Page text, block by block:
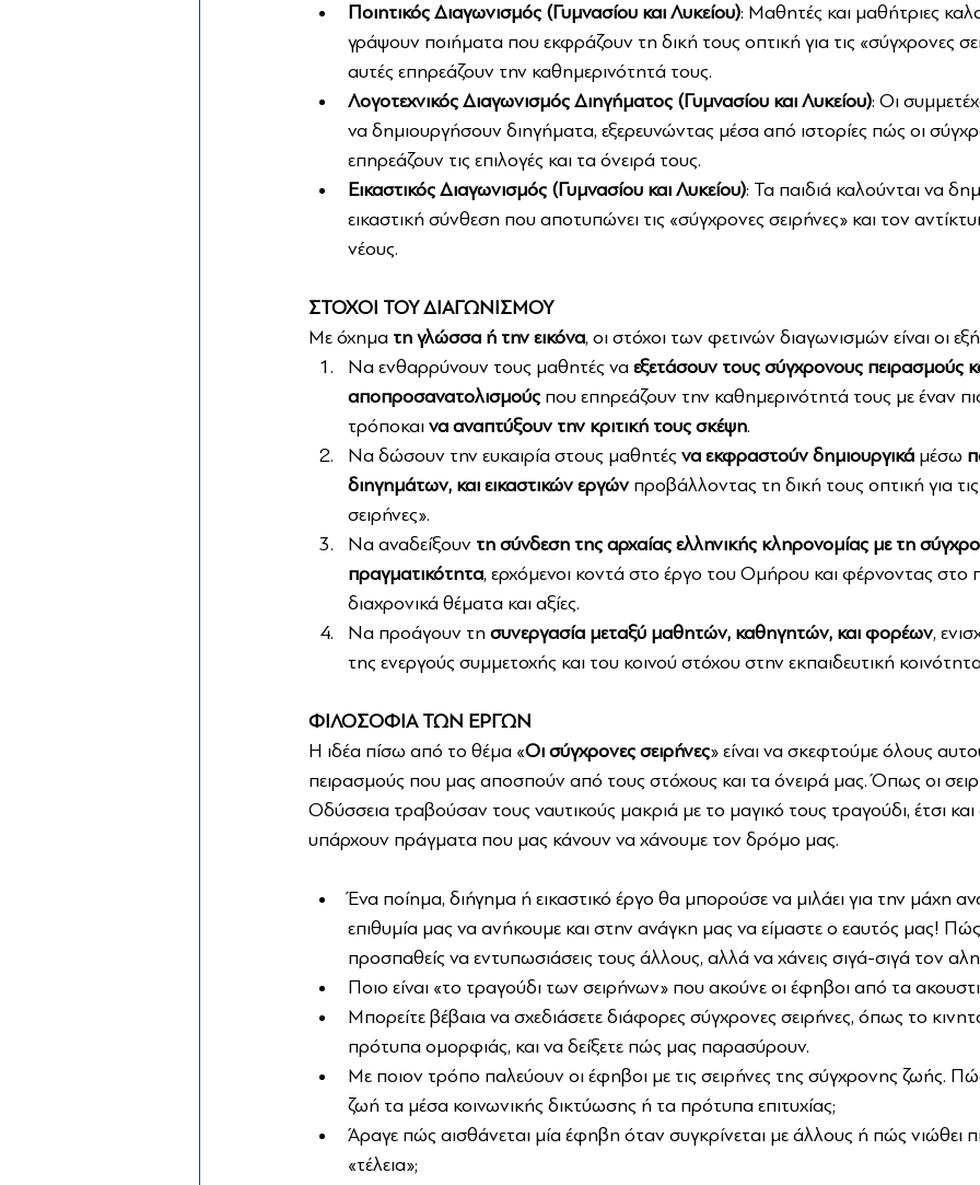
Ποιητικός Διαγωνισμός (Γυμνασίου και Λυκείου): Μαθητές και μαθήτριες
γράψουν ποιήματα που εκφράζουν τη δική τους οπτική για τις «σύγχρονες
αυτές επηρεάζουν την καθημερινότητά τους.
Λογοτεχνικός Διαγωνισμός Διηγήματος (Γυμνασίου και Λυκείου): Οι
να δημιουργήσουν διηγήματα, εξερευνώντας μέσα από ιστορίες πώς οι
επηρεάζουν τις επιλογές και τα όνειρά τους.
Εικαστικός Διαγωνισμός (Γυμνασίου και Λυκείου): Τα παιδιά καλούνται να
εικαστική σύνθεση που αποτυπώνει τις «σύγχρονες σειρήνες» και τον
νέους.
ΣΤΟΧΟΙ ΤΟΥ ΔΙΑΓΩΝΙΣΜΟΥ
Με όχημα τη γλώσσα ή την εικόνα, οι στόχοι των φετινών διαγωνισμών είναι οι
Να ενθαρρύνουν τους μαθητές να εξετάσουν τους σύγχρονους πειρασμούς
αποπροσανατολισμούς που επηρεάζουν την καθημερινότητά τους με έναν
τρόποκαι να αναπτύξουν την κριτική τους σκέψη.
Να δώσουν την ευκαιρία στους μαθητές να εκφραστούν δημιουργικά μέσω
διηγημάτων, και εικαστικών εργών προβάλλοντας τη δική τους οπτική για
σειρήνες».
Να αναδείξουν τη σύνδεση της αρχαίας ελληνικής κληρονομίας με τη
πραγματικότητα, ερχόμενοι κοντά στο έργο του Ομήρου και φέρνοντας στο
διαχρονικά θέματα και αξίες.
Να προάγουν τη συνεργασία μεταξύ μαθητών, καθηγητών, και φορέων,
της ενεργούς συμμετοχής και του κοινού στόχου στην εκπαιδευτική
ΦΙΛΟΣΟΦΙΑ ΤΩΝ ΕΡΓΩΝ
Η ιδέα πίσω από το θέμα «Οι σύγχρονες σειρήνες» είναι να σκεφτούμε όλους
πειρασμούς που μας αποσπούν από τους στόχους και τα όνειρά μας. Όπως οι
Οδύσσεια τραβούσαν τους ναυτικούς μακριά με το μαγικό τους τραγούδι, έτσι
υπάρχουν πράγματα που μας κάνουν να χάνουμε τον δρόμο μας.
Ένα ποίημα, διήγημα ή εικαστικό έργο θα μπορούσε να μιλάει για την μάχη
επιθυμία μας να ανήκουμε και στην ανάγκη μας να είμαστε ο εαυτός μας! Πώς
προσπαθείς να εντυπωσιάσεις τους άλλους, αλλά να χάνεις σιγά-σιγά τον
Ποιο είναι «το τραγούδι των σειρήνων» που ακούνε οι έφηβοι από τα
Μπορείτε βέβαια να σχεδιάσετε διάφορες σύγχρονες σειρήνες, όπως το
πρότυπα ομορφιάς, και να δείξετε πώς μας παρασύρουν.
Με ποιον τρόπο παλεύουν οι έφηβοι με τις σειρήνες της σύγχρονης ζωής.
ζωή τα μέσα κοινωνικής δικτύωσης ή τα πρότυπα επιτυχίας;
Άραγε πώς αισθάνεται μία έφηβη όταν συγκρίνεται με άλλους ή πώς νιώθει
«τέλεια»;